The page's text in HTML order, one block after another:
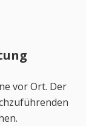
vor Ort. Der